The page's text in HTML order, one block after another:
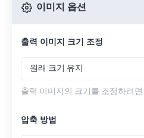
이미지 옵션
출력 이미지 크기 조정
원래 크기 유지
출력 이미지의 크기를 조정하려
압축 방법